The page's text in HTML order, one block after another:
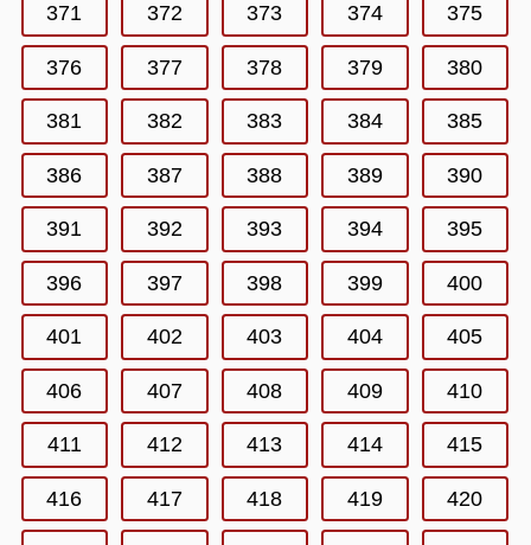
371 372 373 374 375
376 377 378 379 380
381 382 383 384 385
386 387 388 389 390
391 392 393 394 395
396 397 398 399 400
401 402 403 404 405
406 407 408 409 410
411 412 413 414 415
416 417 418 419 420